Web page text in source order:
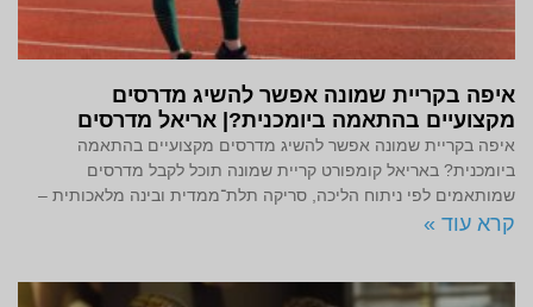
איפה בקריית שמונה אפשר להשיג מדרסים
מקצועיים בהתאמה ביומכנית?| אריאל מדרסים
איפה בקריית שמונה אפשר להשיג מדרסים מקצועיים בהתאמה
ביומכנית? באריאל קומפורט קריית שמונה תוכל לקבל מדרסים
שמותאמים לפי ניתוח הליכה, סריקה תלת־ממדית ובינה מלאכותית –
קרא עוד »